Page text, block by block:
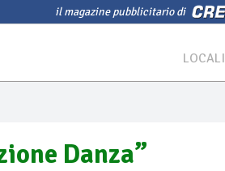
il magazine pubblicitario di
LOCALI
Danza”